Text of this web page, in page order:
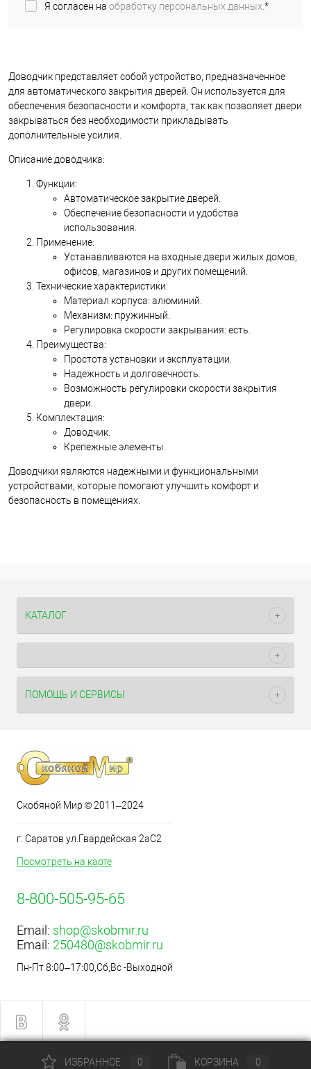
Я согласен на обработку персональных данных.*
Доводчик представляет собой устройство, предназначенное
для автоматического закрытия дверей. Он используется для
обеспечения безопасности и комфорта, так как позволяет двери
закрываться без необходимости прикладывать
дополнительные усилия.
Описание доводчика:
Функции:
Автоматическое закрытие дверей.
Обеспечение безопасности и удобства
использования.
Применение:
Устанавливаются на входные двери жилых домов,
офисов, магазинов и других помещений.
Технические характеристики:
Материал корпуса: алюминий.
Механизм: пружинный.
Регулировка скорости закрывания: есть.
Преимущества:
Простота установки и эксплуатации.
Надежность и долговечность.
Возможность регулировки скорости закрытия
двери.
Комплектация:
Доводчик.
Крепежные элементы.
Доводчики являются надежными и функциональными
устройствами, которые помогают улучшить комфорт и
безопасность в помещениях.
КАТАЛОГ
ПОМОЩЬ И СЕРВИСЫ
Скобяной Мир © 2011–2024
г. Саратов ул.Гвардейская 2аС2
Посмотреть на карте
8-800-505-95-65
Email: shop@skobmir.ru
Email: 250480@skobmir.ru
Пн-Пт 8:00–17:00,Сб,Вс -Выходной
ИЗБРАННОЕ 0 КОРЗИНА 0